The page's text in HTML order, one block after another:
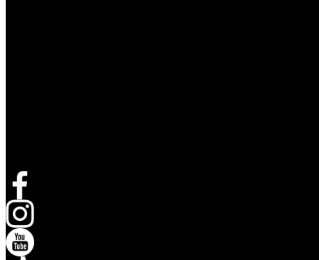
Ouvrir dans un nouvel onglet
Ouvrir dans un nouvel onglet
Ouvrir dans un nouvel onglet